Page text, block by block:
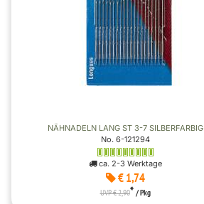
NÄHNADELN LANG ST 3-7 SILBERFARBIG
No. 6-121294
ca. 2-3 Werktage
€ 1,74
UVP € 2,90* / Pkg